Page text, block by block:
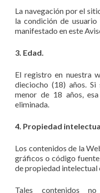
La navegación por el
la condición de
manifestado en este
3. Edad.
El registro en nuestra
dieciocho (18) años.
menor de 18 años,
eliminada.
4. Propiedad
Los contenidos de la
gráficos o código
de propiedad intelectual
Tales contenidos